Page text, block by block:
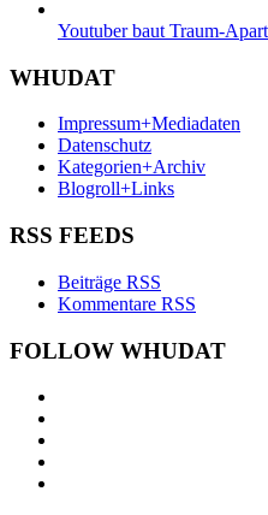
Youtuber baut Traum-
WHUDAT
Impressum+Mediadaten
Datenschutz
Kategorien+Archiv
Blogroll+Links
RSS FEEDS
Beiträge RSS
Kommentare RSS
FOLLOW WHUDAT